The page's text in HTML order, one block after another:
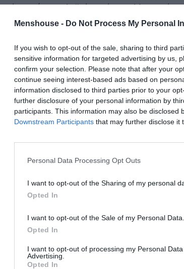
Menshouse - Do Not Process My Personal
If you wish to opt-out of the sale, sharing to third
sensitive information for targeted advertising by us,
confirm your selection. Please note that after your
continue seeing interest-based ads based on
information disclosed to third parties prior to your
further disclosure of your personal information by
participants. This information may also be disclosed
Downstream Participants that may further disclose it
Personal Data Processing Opt Outs
I want to opt-out of the Sharing of my personal
Opted In
I want to opt-out of the Sale of my Personal Data.
Opted In
I want to opt-out of processing my Personal
Advertising.
Opted In
τότε τη λαϊκή ορχήστρα
γινόντουσαν μεγάλες επιτυχίες.